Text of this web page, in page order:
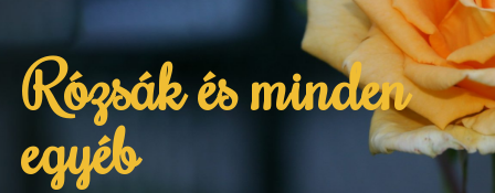
Rózsák és minden
egyéb